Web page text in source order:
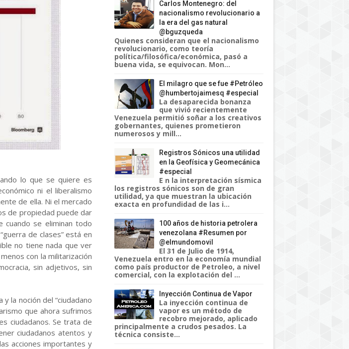
lo que se quiere es
ni el liberalismo
de ella. Ni el mercado
de propiedad puede dar
cuando se eliminan todo
de clases” está en
no tiene nada que ver
con la militarización
sin adjetivos, sin
la noción del “ciudadano
que ahora sufrimos
ciudadanos. Se trata de
ciudadanos atentos y
acciones importantes y
Carlos Montenegro: del
nacionalismo revolucionario a
la era del gas natural
@bguzqueda
Quienes consideran que el nacionalismo
revolucionario, como teoría
política/filosófica/económica, pasó a
buena vida, se equivocan. Mon...
El milagro que se fue #Petróleo
@humbertojaimesq #especial
La desaparecida bonanza
que vivió recientemente
Venezuela permitió soñar a los creativos
gobernantes, quienes prometieron
numerosos y mill...
Registros Sónicos una utilidad
en la Geofísica y Geomecánica
#especial
E n la interpretación sísmica
los registros sónicos son de gran
utilidad, ya que muestran la ubicación
exacta en profundidad de las i...
100 años de historia petrolera
venezolana #Resumen por
@elmundomovil
El 31 de Julio de 1914,
Venezuela entro en la economía mundial
como país productor de Petroleo, a nivel
comercial, con la explotación del ...
Inyección Continua de Vapor
La inyección continua de
vapor es un método de
recobro mejorado, aplicado
principalmente a crudos pesados. La
técnica consiste...